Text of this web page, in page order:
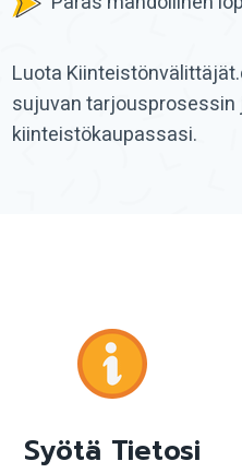
Luota
sujuvan
kiinteistökaupassasi.
Syötä Tietosi